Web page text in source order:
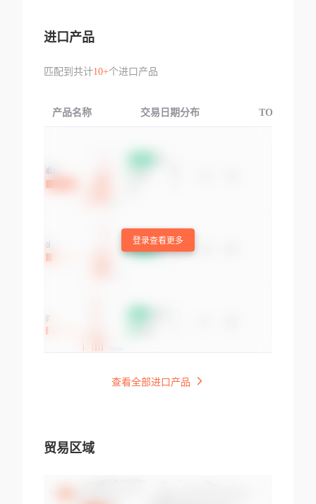
进口产品
匹配到共计10+个进口产品
产品名称 交易日期分布 TOP3交易国
登录查看更多
查看全部进口产品
贸易区域